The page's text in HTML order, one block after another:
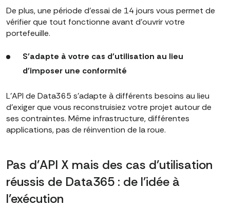
De plus, une période d'essai de 14 jours vous permet de
vérifier que tout fonctionne avant d'ouvrir votre
portefeuille.
S'adapte à votre cas d'utilisation au lieu
d'imposer une conformité
L'API de Data365 s'adapte à différents besoins au lieu
d'exiger que vous reconstruisiez votre projet autour de
ses contraintes. Même infrastructure, différentes
applications, pas de réinvention de la roue.
Pas d'API X mais des cas d'utilisation
réussis de Data365 : de l'idée à
l'exécution